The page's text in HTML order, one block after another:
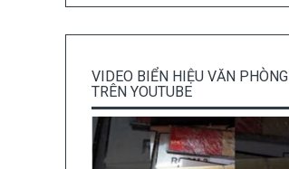
VIDEO BIỂN HIỆU VĂN PHÒNG
TRÊN YOUTUBE